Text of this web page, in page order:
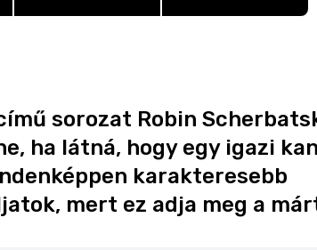
sorozat Robin
ha látná, hogy egy igazi
karakteresebb
mert ez adja meg a